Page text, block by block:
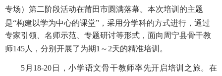
专场）第二阶段活动在莆田市圆满落幕。本次培训的主题
是“构建以学为中心的课堂”，采用分学科的方式进行，通过
专家引领、名师示范、专题研讨等形式，面向周宁县骨干教
师145 人 ，分别开展了为期1 ～ 2天的精准培训。
5 月 18-20 日，小学语文骨干教师率先开启培训之旅。在